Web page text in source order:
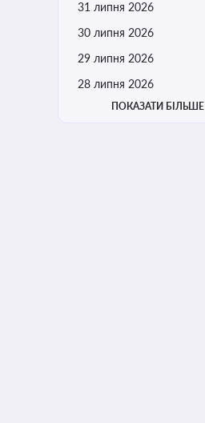
31 липня 2026
30 липня 2026
29 липня 2026
28 липня 2026
ПОКАЗАТИ БІЛЬШЕ